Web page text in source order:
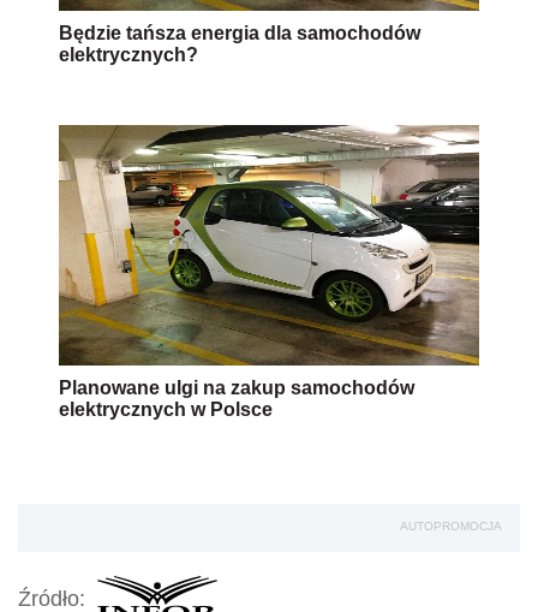
Będzie tańsza energia dla samochodów
elektrycznych?
Planowane ulgi na zakup samochodów
elektrycznych w Polsce
AUTOPROMOCJA
Źródło: